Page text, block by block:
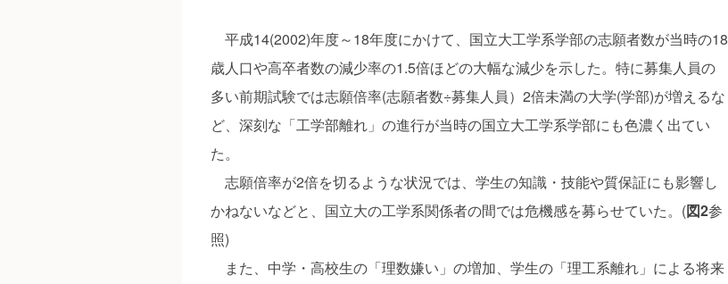
平成14(2002)年度～18年度にかけて、国立大工学系学部の志願者数が当時の18
歳人口や高卒者数の減少率の1.5倍ほどの大幅な減少を示した。特に募集人員の
多い前期試験では志願倍率(志願者数÷募集人員）2倍未満の大学(学部)が増えるな
ど、深刻な「工学部離れ」の進行が当時の国立大工学系学部にも色濃く出てい
た。
志願倍率が2倍を切るような状況では、学生の知識・技能や質保証にも影響し
かねないなどと、国立大の工学系関係者の間では危機感を募らせていた。(図2参
照)
また、中学・高校生の「理数嫌い」の増加、学生の「理工系離れ」による将来